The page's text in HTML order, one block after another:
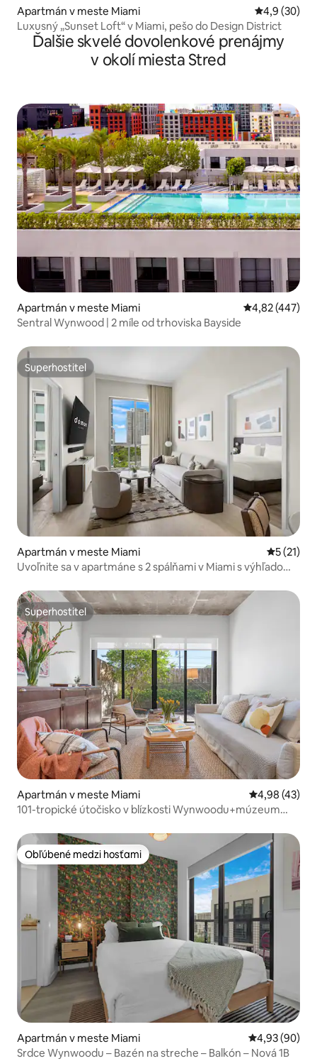
Apartmán v meste Miami Priemerné
4,9 (30)
Luxusný „Sunset Loft“ v Miami, pešo do Design District
Ďalšie skvelé dovolenkové prenájmy
v okolí miesta Stred
Apartmán v meste Miami Priemerné
4,82 (447)
Sentral Wynwood | 2 míle od trhoviska Bayside
Superhostiteľ
Superhostiteľ
Apartmán v meste Miami
5 (21)
Uvoľnite sa v apartmáne s 2 spálňami v Miami s výhľadom
Superhostiteľ
Superhostiteľ
Apartmán v meste Miami Priemerné
4,98 (43)
101-tropické útočisko v blízkosti Wynwoodu+múzeum
Obľúbené medzi hosťami
Obľúbené medzi hosťami
Apartmán v meste Miami Priemerné
4,93 (90)
Srdce Wynwoodu – Bazén na streche – Balkón – Nová 1B